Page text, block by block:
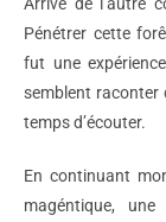
Pénétrer cette
fut une
semblent raconter
temps d’écouter.
En continuant
magéntique,